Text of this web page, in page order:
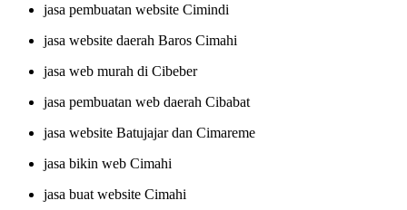
jasa pembuatan website Cimindi
jasa website daerah Baros Cimahi
jasa web murah di Cibeber
jasa pembuatan web daerah Cibabat
jasa website Batujajar dan Cimareme
jasa bikin web Cimahi
jasa buat website Cimahi